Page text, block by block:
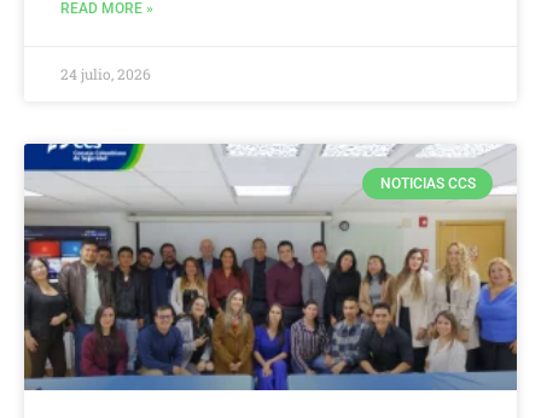
READ MORE »
24 julio, 2026
NOTICIAS CCS